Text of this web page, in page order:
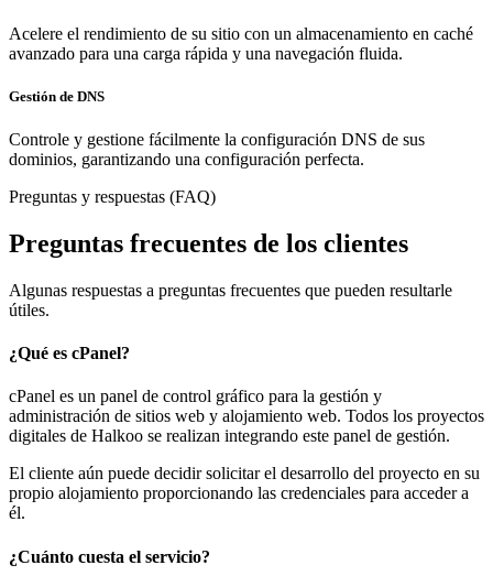
Acelere el rendimiento de su sitio con un almacenamiento en caché
avanzado para una carga rápida y una navegación fluida.
Gestión de DNS
Controle y gestione fácilmente la configuración DNS de sus
dominios, garantizando una configuración perfecta.
Preguntas y respuestas (FAQ)
Preguntas frecuentes de los clientes
Algunas respuestas a preguntas frecuentes que pueden resultarle
útiles.
¿Qué es cPanel?
cPanel es un panel de control gráfico para la gestión y
administración de sitios web y alojamiento web. Todos los proyectos
digitales de Halkoo se realizan integrando este panel de gestión.
El cliente aún puede decidir solicitar el desarrollo del proyecto en su
propio alojamiento proporcionando las credenciales para acceder a
él.
¿Cuánto cuesta el servicio?